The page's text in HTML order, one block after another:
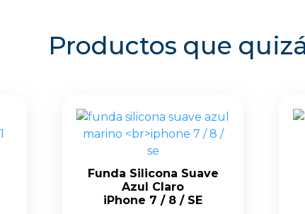
Productos que
Funda Silicona Suave
Azul Claro
iPhone 7 / 8 / SE